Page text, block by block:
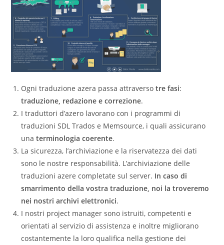
Ogni traduzione azera passa attraversotre fasi:
traduzione, redazione e correzione.
I traduttori d’azero lavorano con i programmi di
traduzioni SDL Trados e Memsource, i quali assicurano
unaterminologia coerente.
La sicurezza, l’archiviazione e la riservatezza dei dati
sono le nostre responsabilità. L’archiviazione delle
traduzioni azere completate sul server. In caso di
smarrimento della vostra traduzione, noi la troveremo
nei nostri archivi elettronici.
I nostri project manager sono istruiti, competenti e
orientati al servizio di assistenza e inoltre migliorano
costantemente la loro qualifica nella gestione dei